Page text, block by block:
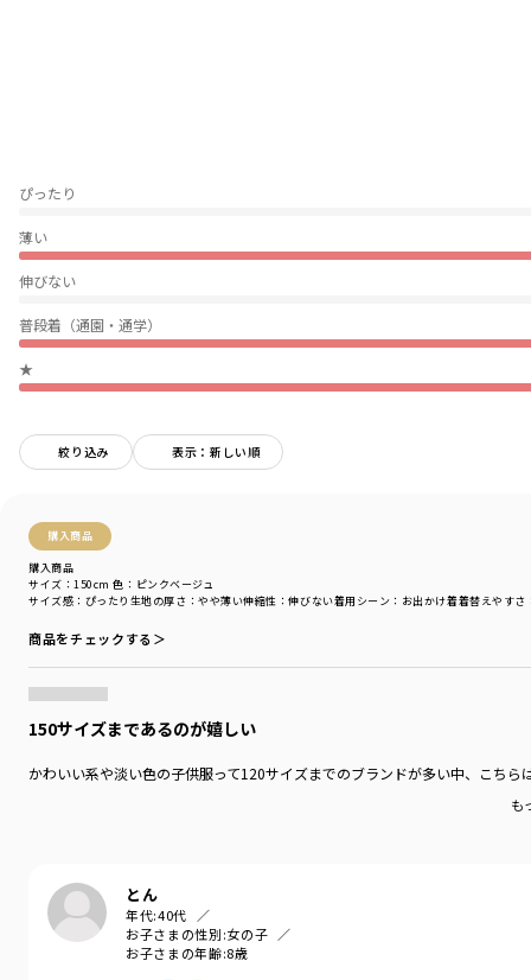
ぴったり
薄い
伸びない
普段着（通園・通学）
★
絞り込み 表示：新しい順
購入商品
購入商品
サイズ感 ：ぴったり 生地の厚さ ：やや薄い伸縮性 ：伸びない着用シーン ：お出かけ着着替えやすさ
サイズ：150cm 色：ピンクベージュ
商品をチェックする＞
150サイズまであるのが嬉しい
かわいい系や淡い色の子供服って120サイズまでのブランドが多い中、こち
も
とん
年代:40代
お子さまの性別:女の子
お子さまの年齢:8歳
透け感：ややあり
ポケット：サイド両側あり
着用イメージ/カラー：ミックス
サイズ：サイズ110
ブランド ／branshes
カテゴリ
／ ボトムス>ショートパンツ・ハーフパンツ
カラー
ピンク
性別タイプ
／
GIRL